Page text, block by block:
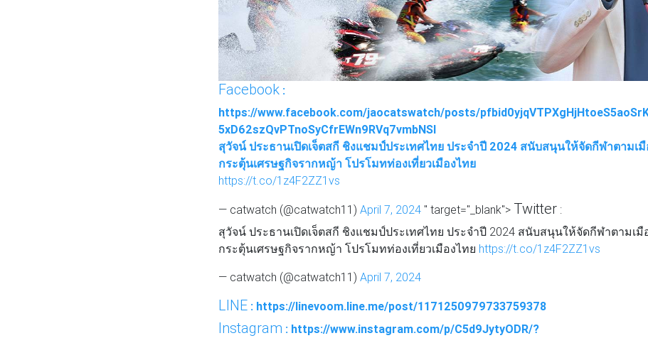
Facebook :
https://www.facebook.com/jaocatswatch/posts/
5xD62szQvPTnoSyCfrEWn9RVq7vmbNSl
สุวัจน์ ประธานเปิดเจ็ตสกี ชิงแชมป์ประเทศไทย ประจำปี 2024 สนับสนุนให้จัดกีฬาตามเมื
กระตุ้นเศรษฐกิจรากหญ้า โปรโมทท่องเที่ยวเมืองไทย
https://t.co/1z4F2ZZ1vs
— catwatch (@catwatch11) April 7, 2024 " target="_blank"> Twitter :
สุวัจน์ ประธานเปิดเจ็ตสกี ชิงแชมป์ประเทศไทย ประจำปี 2024 สนับสนุนให้จัดกีฬาตามเมื
กระตุ้นเศรษฐกิจรากหญ้า โปรโมทท่องเที่ยวเมืองไทย https://t.co/1z4F2ZZ1vs
— catwatch (@catwatch11) April 7, 2024
LINE : https://linevoom.line.me/post/1171250979733759378
Instagram : https://www.instagram.com/p/C5d9JytyODR/?